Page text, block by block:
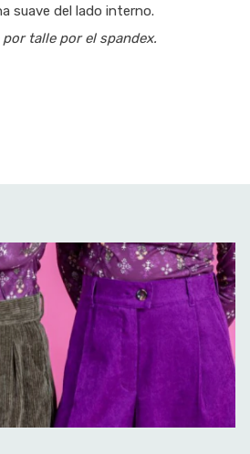
suave del lado interno.
talle por el spandex.